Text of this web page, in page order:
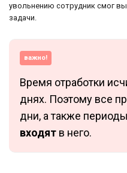
увольнению сотрудник смог
задачи.
важно!
Время отработки
днях. Поэтому все
дни, а также
входят в него.